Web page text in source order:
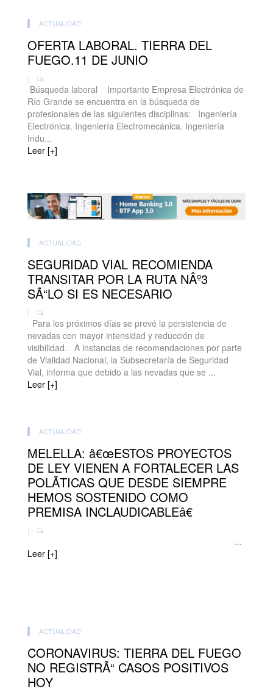
ACTUALIDAD
OFERTA LABORAL. TIERRA DEL
FUEGO.11 DE JUNIO
| -
Búsqueda laboral Importante Empresa Electrónica de
Río Grande se encuentra en la búsqueda de
profesionales de las siguientes disciplinas: Ingeniería
Electrónica. Ingeniería Electromecánica. Ingeniería
Indu...
Leer [+]
ACTUALIDAD
SEGURIDAD VIAL RECOMIENDA
TRANSITAR POR LA RUTA NÂº3
SÃ“LO SI ES NECESARIO
| -
Para los próximos días se prevé la persistencia de
nevadas con mayor intensidad y reducción de
visibilidad. A instancias de recomendaciones por parte
de Vialidad Nacional, la Subsecretaría de Seguridad
Vial, informa que debido a las nevadas que se ...
Leer [+]
ACTUALIDAD
MELELLA: â€œESTOS PROYECTOS
DE LEY VIENEN A FORTALECER LAS
POLÃTICAS QUE DESDE SIEMPRE
HEMOS SOSTENIDO COMO
PREMISA INCLAUDICABLEâ€
| -
...
Leer [+]
ACTUALIDAD
CORONAVIRUS: TIERRA DEL FUEGO
NO REGISTRÃ“ CASOS POSITIVOS
HOY